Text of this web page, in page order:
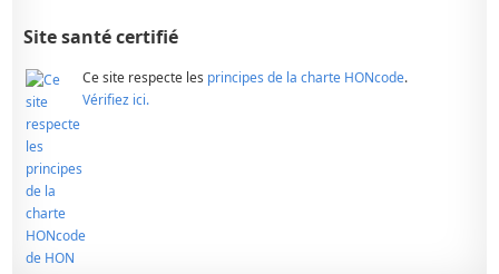
Site santé certifié
Ce site respecte les principes de la charte HONcode.
Vérifiez ici.